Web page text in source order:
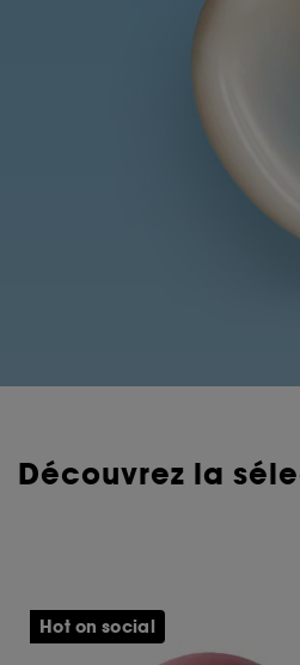
Découvrez la
Hot on social